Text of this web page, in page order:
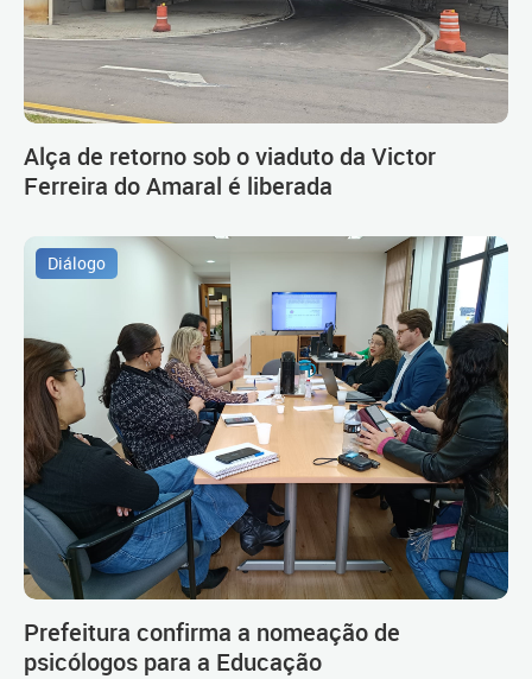
Alça de retorno sob o viaduto da Victor
Ferreira do Amaral é liberada
Diálogo
Prefeitura confirma a nomeação de
psicólogos para a Educação